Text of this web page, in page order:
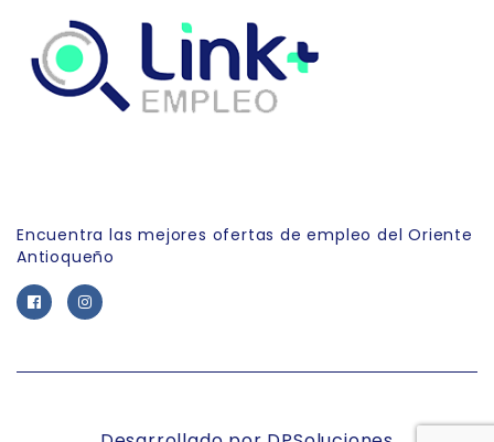
Encuentra las mejores ofertas de empleo del Oriente
Antioqueño